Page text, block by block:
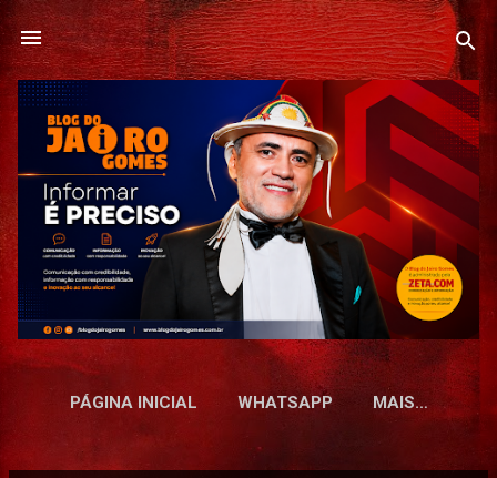
Pular para o conteúdo principal
PÁGINA INICIAL WHATSAPP MAIS…